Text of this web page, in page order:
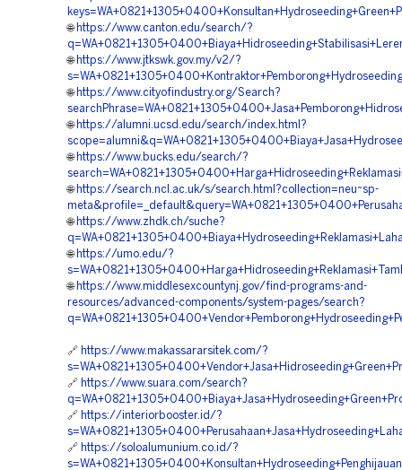
🌐 https://www.canton.edu/search/?
🌐 https://www.jtkswk.gov.my/v2/?
🌐 https://www.cityofindustry.org/Search?
🌐 https://alumni.ucsd.edu/search/index.html?
🌐 https://www.bucks.edu/search/?
🌐 https://search.ncl.ac.uk/s/search.html?collection=neu~sp-
🌐 https://www.zhdk.ch/suche?
🌐 https://umo.edu/?
🌐 https://www.middlesexcountynj.gov/find-programs-and-
resources/advanced-components/system-pages/search?
🔗 https://www.makassararsitek.com/?
🔗 https://www.suara.com/search?
🔗 https://interiorbooster.id/?
🔗 https://soloalumunium.co.id/?